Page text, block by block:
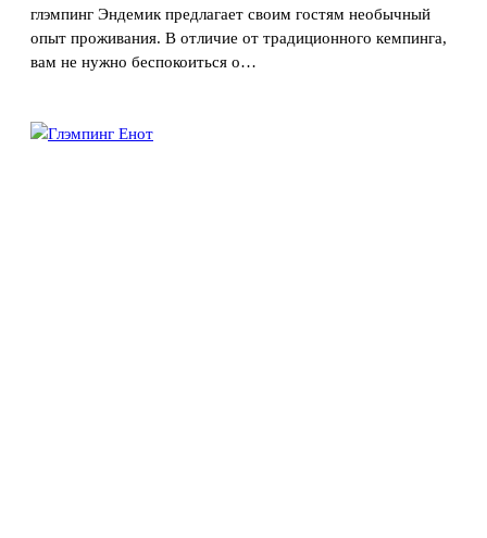
глэмпинг Эндемик предлагает своим гостям необычный
опыт проживания. В отличие от традиционного кемпинга,
вам не нужно беспокоиться о…